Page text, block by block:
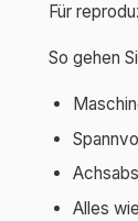
Für
So gehen
Alles